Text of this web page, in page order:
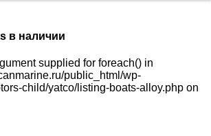
в наличии
supplied for foreach() in
public_html/wp-
child/yatco/listing-boats-alloy.php on